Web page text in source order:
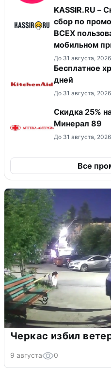
KASSIR.RU –
сбор по
ВСЕХ
мобильном
До 31 августа, 2026
Бесплатное
дней
До 31 августа, 2026
Скидка 25%
Минерал 89
До 31 августа, 2026
Все
Черкас избил
9 августа 0